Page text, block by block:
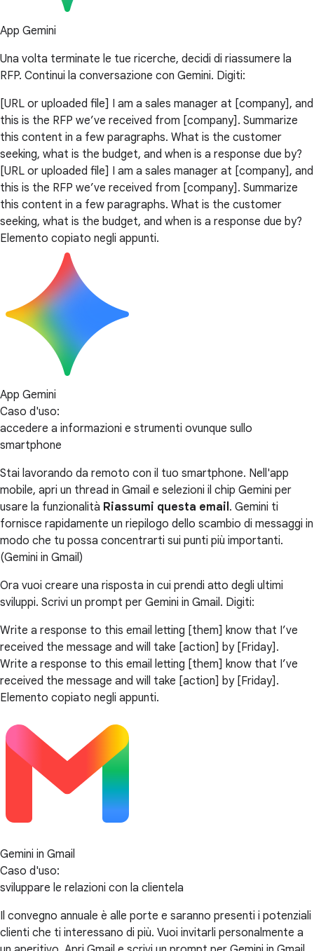
App Gemini
Una volta terminate le tue ricerche, decidi di riassumere la
RFP. Continui la conversazione con Gemini. Digiti:
[URL or uploaded file] I am a sales manager at [company], and
this is the RFP we’ve received from [company]. Summarize
this content in a few paragraphs. What is the customer
seeking, what is the budget, and when is a response due by?
[URL or uploaded file] I am a sales manager at [company], and
this is the RFP we’ve received from [company]. Summarize
this content in a few paragraphs. What is the customer
seeking, what is the budget, and when is a response due by?
Elemento copiato negli appunti.
App Gemini
Caso d'uso:
accedere a informazioni e strumenti ovunque sullo
smartphone
Stai lavorando da remoto con il tuo smartphone. Nell'app
mobile, apri un thread in Gmail e selezioni il chip Gemini per
usare la funzionalità Riassumi questa email. Gemini ti
fornisce rapidamente un riepilogo dello scambio di messaggi in
modo che tu possa concentrarti sui punti più importanti.
(Gemini in Gmail)
Ora vuoi creare una risposta in cui prendi atto degli ultimi
sviluppi. Scrivi un prompt per Gemini in Gmail. Digiti:
Write a response to this email letting [them] know that I’ve
received the message and will take [action] by [Friday].
Write a response to this email letting [them] know that I’ve
received the message and will take [action] by [Friday].
Elemento copiato negli appunti.
Gemini in Gmail
Caso d'uso:
sviluppare le relazioni con la clientela
Il convegno annuale è alle porte e saranno presenti i potenziali
clienti che ti interessano di più. Vuoi invitarli personalmente a